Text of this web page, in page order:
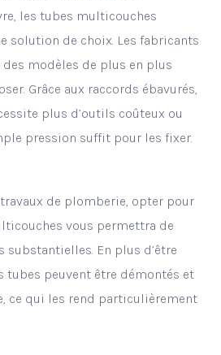
les tubes multicouches
solution de choix. Les fabricants
modèles de plus en plus
Grâce aux raccords ébavurés,
plus d’outils coûteux ou
pression suffit pour les fixer.
de plomberie, opter pour
vous permettra de
substantielles. En plus d’être
tubes peuvent être démontés et
ce qui les rend particulièrement